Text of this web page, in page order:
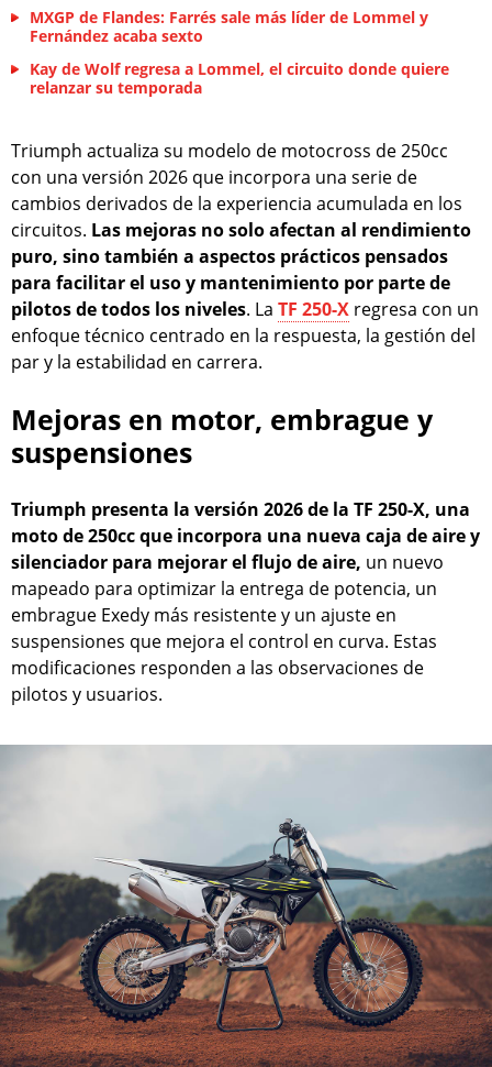
MXGP de Flandes: Farrés sale más líder de Lommel y
Fernández acaba sexto
Kay de Wolf regresa a Lommel, el circuito donde quiere
relanzar su temporada
Triumph actualiza su modelo de motocross de 250cc
con una versión 2026 que incorpora una serie de
cambios derivados de la experiencia acumulada en los
circuitos. Las mejoras no solo afectan al rendimiento
puro, sino también a aspectos prácticos pensados
para facilitar el uso y mantenimiento por parte de
pilotos de todos los niveles. La TF 250-X regresa con un
enfoque técnico centrado en la respuesta, la gestión del
par y la estabilidad en carrera.
Mejoras en motor, embrague y
suspensiones
Triumph presenta la versión 2026 de la TF 250-X, una
moto de 250cc que incorpora una nueva caja de aire y
silenciador para mejorar el flujo de aire, un nuevo
mapeado para optimizar la entrega de potencia, un
embrague Exedy más resistente y un ajuste en
suspensiones que mejora el control en curva. Estas
modificaciones responden a las observaciones de
pilotos y usuarios.